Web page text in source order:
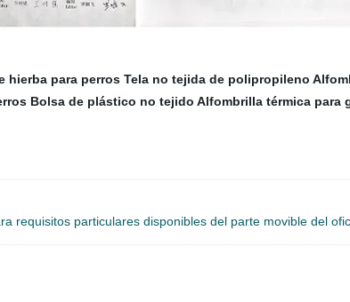
hierba para perros Tela no tejida de polipropileno
Bolsa de plástico no tejido Alfombrilla térmica para
requisitos particulares disponibles del parte movible del